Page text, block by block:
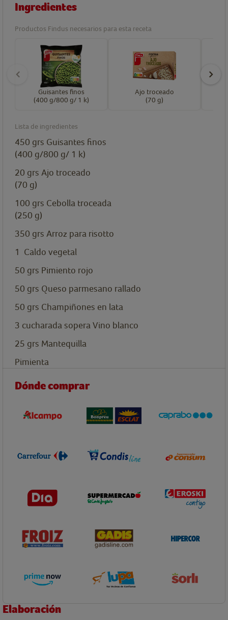
Ingredientes
Productos Findus necesarios para esta receta
Guisantes finos
(400 g/800 g/ 1 k)
Ajo troceado
(70 g)
Lista de ingredientes
450 grs Guisantes finos
(400 g/800 g/ 1 k)
20 grs Ajo troceado
(70 g)
100 grs Cebolla troceada
(250 g)
350 grs Arroz para risotto
1 Caldo vegetal
50 grs Pimiento rojo
50 grs Queso parmesano rallado
50 grs Champiñones en lata
3 cucharada soperaVino blanco
25 grs Mantequilla
Pimienta
Dónde comprar
Elaboración